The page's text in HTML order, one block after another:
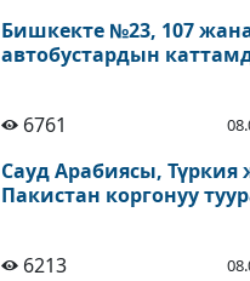
Бишкекте №23, 107
автобустардын
6761
Сауд Арабиясы, Түркия
Пакистан коргонуу
6213